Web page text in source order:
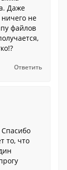
Даже
не
файлов
Ответить
то, что